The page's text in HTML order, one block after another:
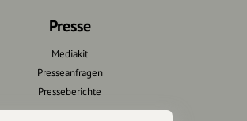
Presse
Mediakit
Presseanfragen
Presseberichte